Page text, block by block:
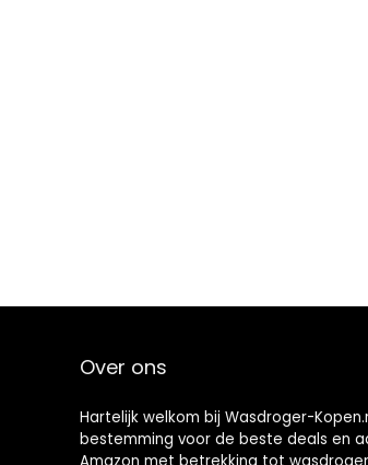
Over ons
Hartelijk welkom bij Wasdroger-
bestemming voor de beste deals en